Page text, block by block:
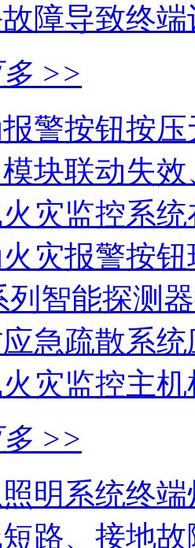
障导致终
多 >>
警按钮按
块联动失
灾监控系统
灾报警按钮
智能探测
急疏散系统
灾监控主
多 >>
明系统终端
路、接地故